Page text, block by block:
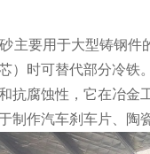
主要用于大型铸钢
）时可替代部分冷铁‌。
抗腐蚀性，它在冶金
制作汽车刹车片、陶